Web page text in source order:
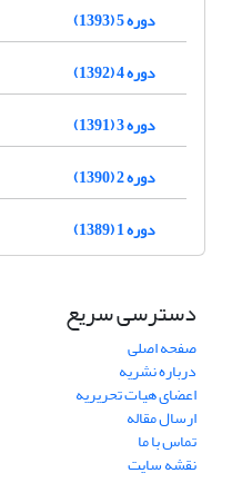
دوره 5 (1393)
دوره 4 (1392)
دوره 3 (1391)
دوره 2 (1390)
دوره 1 (1389)
دسترسی سریع
صفحه اصلی
درباره نشریه
اعضای هیات تحریریه
ارسال مقاله
تماس با ما
نقشه سایت